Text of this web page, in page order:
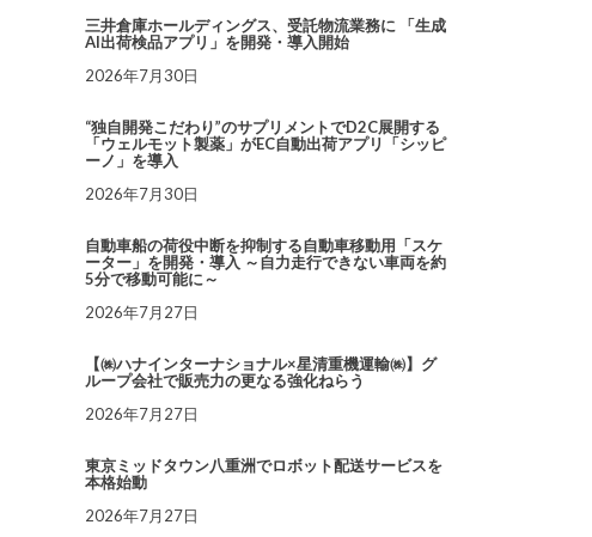
三井倉庫ホールディングス、受託物流業務に 「生成
AI出荷検品アプリ」を開発・導入開始
2026年7月30日
“独自開発こだわり”のサプリメントでD2C展開する
「ウェルモット製薬」がEC自動出荷アプリ「シッピ
ーノ」を導入
2026年7月30日
自動車船の荷役中断を抑制する自動車移動用「スケ
ーター」を開発・導入 ～自力走行できない車両を約
5分で移動可能に～
2026年7月27日
【㈱ハナインターナショナル×星清重機運輸㈱】グ
ループ会社で販売力の更なる強化ねらう
2026年7月27日
東京ミッドタウン八重洲でロボット配送サービスを
本格始動
2026年7月27日